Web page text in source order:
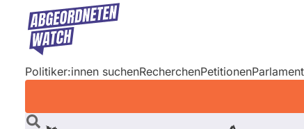
Direkt
Inhalt
Politiker:innen suchenRecherchenPetitionen